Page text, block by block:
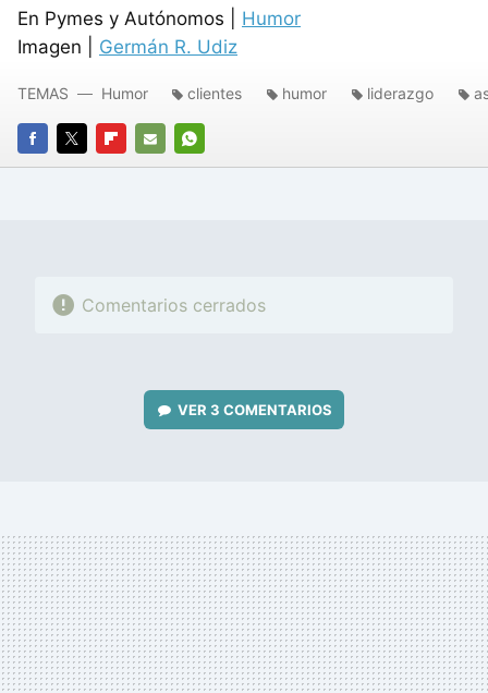
En Pymes y Autónomos | Humor
Imagen | Germán R. Udiz
FACEBOOK
TWITTERFLIPBOARD
E-
WHATSAPP
TEMAS Humor clientes humor liderazgo
Comentarios cerrados
VER 3 COMENTARIOS